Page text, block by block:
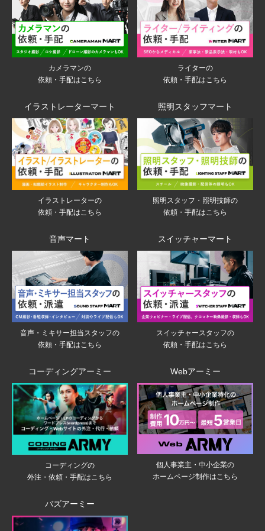
カメラマンの
依頼・手配はこちら
ライターの
依頼・手配はこちら
イラストレーターマート
イラストレーターの
依頼・手配はこちら
照明スタッフマート
照明スタッフ・照明技師の
依頼・手配はこちら
音声マート
音声・ミキサー担当スタッフの
依頼・手配はこちら
スイッチャーマート
スイッチャースタッフの
依頼・手配はこちら
コーディングアーミー
コーディングの
外注・依頼・手配はこちら
Webアーミー
個人事業主・中小企業の
ホームページ制作はこちら
バズアーミー